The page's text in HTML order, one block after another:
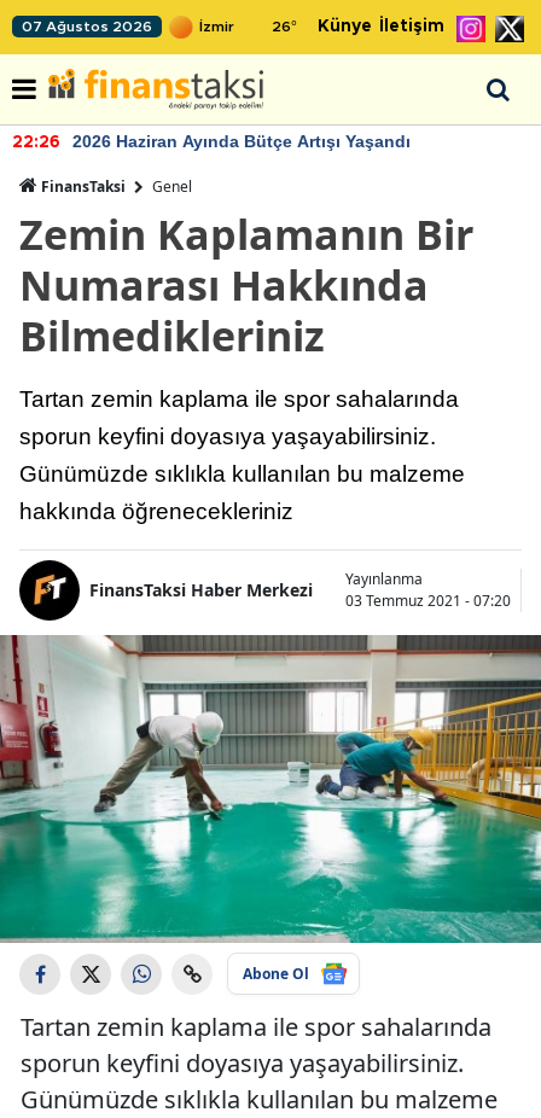
07 Ağustos 2026 26° Künye İletişim
22:26 2026 Haziran Ayında Bütçe Artışı Yaşandı
FinansTaksi Genel
Zemin Kaplamanın Bir
Numarası Hakkında
Bilmedikleriniz
Tartan zemin kaplama ile spor sahalarında
sporun keyfini doyasıya yaşayabilirsiniz.
Günümüzde sıklıkla kullanılan bu malzeme
hakkında öğrenecekleriniz
FinansTaksi Haber Merkezi
Yayınlanma
03 Temmuz 2021 - 07:20
Abone Ol
Tartan zemin kaplama ile spor sahalarında
sporun keyfini doyasıya yaşayabilirsiniz.
Günümüzde sıklıkla kullanılan bu malzeme